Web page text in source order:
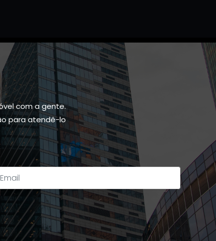
com a gente.
para atendê-lo